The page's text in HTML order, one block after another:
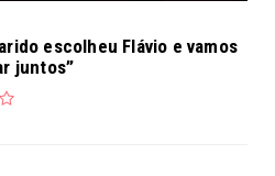
escolheu Flávio e vamos
juntos”